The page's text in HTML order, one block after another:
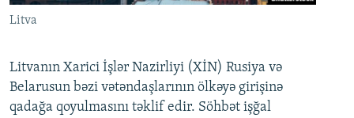
Litva
Litvanın Xarici İşlər Nazirliyi (XİN) Rusiya və
Belarusun bəzi vətəndaşlarının ölkəyə girişinə
qadağa qoyulmasını təklif edir. Söhbət işğal